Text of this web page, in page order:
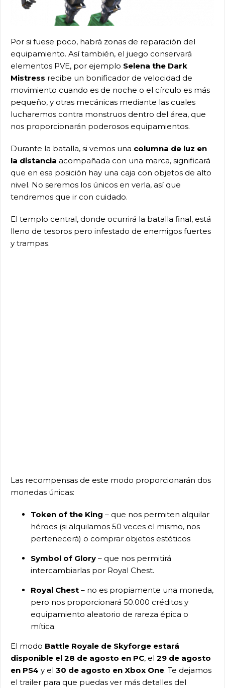
Por si fuese poco, habrá zonas de reparación del
equipamiento. Así también, el juego conservará
elementos PVE, por ejemplo Selena the Dark
Mistress recibe un bonificador de velocidad de
movimiento cuando es de noche o el círculo es más
pequeño, y otras mecánicas mediante las cuales
lucharemos contra monstruos dentro del área, que
nos proporcionarán poderosos equipamientos.
Durante la batalla, si vemos una columna de luz en
la distancia acompañada con una marca, significará
que en esa posición hay una caja con objetos de alto
nivel. No seremos los únicos en verla, así que
tendremos que ir con cuidado.
El templo central, donde ocurrirá la batalla final, está
lleno de tesoros pero infestado de enemigos fuertes
y trampas.
Las recompensas de este modo proporcionarán dos
monedas únicas:
Token of the King – que nos permiten alquilar
héroes (si alquilamos 50 veces el mismo, nos
pertenecerá) o comprar objetos estéticos
Symbol of Glory – que nos permitirá
intercambiarlas por Royal Chest.
Royal Chest – no es propiamente una moneda,
pero nos proporcionará 50.000 créditos y
equipamiento aleatorio de rareza épica o
mítica.
El modo Battle Royale de Skyforge estará
disponible el 28 de agosto en PC, el 29 de agosto
en PS4 y el 30 de agosto en Xbox One. Te dejamos
el trailer para que puedas ver más detalles del